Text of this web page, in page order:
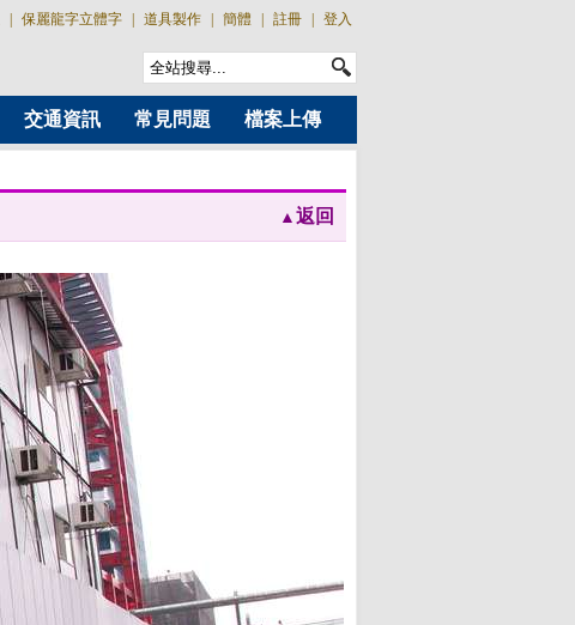
保麗龍字立體字 道具製作 簡體 註冊 登入
交通資訊 常見問題 檔案上傳
▲返回